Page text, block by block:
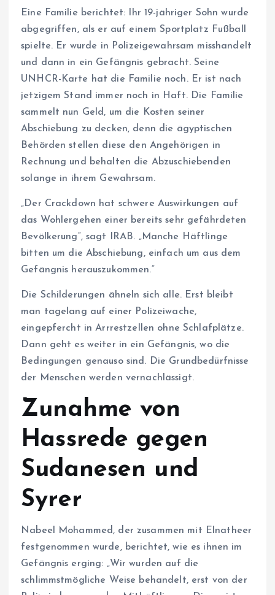
Eine Familie berichtet: Ihr 19-jähriger Sohn wurde
abgegriffen, als er auf einem Sportplatz Fußball
spielte. Er wurde in Polizeigewahrsam misshandelt
und dann in ein Gefängnis gebracht. Seine
UNHCR-Karte hat die Familie noch. Er ist nach
jetzigem Stand immer noch in Haft. Die Familie
sammelt nun Geld, um die Kosten seiner
Abschiebung zu decken, denn die ägyptischen
Behörden stellen diese den Angehörigen in
Rechnung und behalten die Abzuschiebenden
solange in ihrem Gewahrsam.
„Der Crackdown hat schwere Auswirkungen auf
das Wohlergehen einer bereits sehr gefährdeten
Bevölkerung“, sagt IRAB. „Manche Häftlinge
bitten um die Abschiebung, einfach um aus dem
Gefängnis herauszukommen.“
Die Schilderungen ähneln sich alle. Erst bleibt
man tagelang auf einer Polizeiwache,
eingepfercht in Arrrestzellen ohne Schlafplätze.
Dann geht es weiter in ein Gefängnis, wo die
Bedingungen genauso sind. Die Grundbedürfnisse
der Menschen werden vernachlässigt.
Zunahme von
Hassrede gegen
Sudanesen und
Syrer
Nabeel Mohammed, der zusammen mit Elnatheer
festgenommen wurde, berichtet, wie es ihnen im
Gefängnis erging: „Wir wurden auf die
schlimmstmögliche Weise behandelt, erst von der